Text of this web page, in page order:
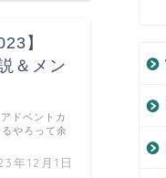
】
＆メン
年12月1日
ドベントカ
やろって余